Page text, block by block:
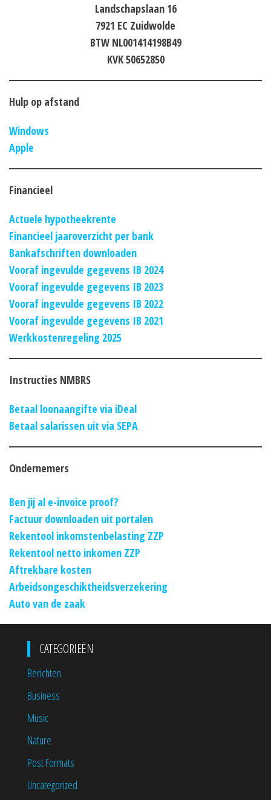
Landschapslaan 16
7921 EC Zuidwolde
BTW NL001414198B49
KVK 50652850
Hulp op afstand
Windows
Apple
Financieel
Actuele hypotheekrente
Financieel jaaroverzicht per bank
Bankafschriften downloaden
Vooraf ingevulde gegevens IB 2024
Vooraf ingevulde gegevens IB 2023
Vooraf ingevulde gegevens IB 2022
Vooraf ingevulde gegevens IB 2021
Werkkostenregeling 2025
Instructies NMBRS
Betaal loonaangifte via iDeal
Betaal salarissen uit via SEPA
Ondernemers
Ben jij al e-invoice proof?
Factuur downloaden uit portalen
Rekentool inkomstenbelasting ZZP
Rekentool netto inkomen ZZP
Aftrekbare kosten
Arbeidsongeschiktheidsverzekering
Auto van de zaak
CATEGORIEËN
Berichten
Business
Music
Nature
Post Formats
Uncategorized